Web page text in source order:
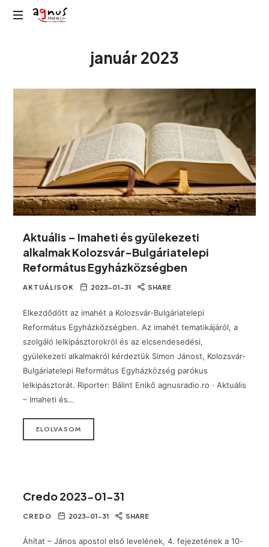
Agnus
január 2023
Aktuális – Imaheti és gyülekezeti
alkalmak Kolozsvár-Bulgáriatelepi
Református Egyházközségben
AKTUÁLISOK 2023-01-31 SHARE
Elkezdődött az imahét a Kolozsvár-Bulgáriatelepi
Református Egyházközségben. Az imahét tematikájáról, a
szolgáló lelkipásztorokról és az elcsendesedési,
gyülekezeti alkalmakról kérdeztük Simon Jánost, Kolozsvár-
Bulgáriatelepi Református Egyházközség parókus
lelkipásztorát. Riporter: Bálint Enikő agnusradio.ro · Aktuális
– Imaheti és…
ELOLVASOM
Credo 2023-01-31
CREDO 2023-01-31 SHARE
Áhítat – János apostol első levelének, 4. fejezetének a 10-